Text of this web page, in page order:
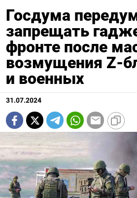
Госдума
запрещать
фронте после
возмущения Z-
и военных
31.07.2024